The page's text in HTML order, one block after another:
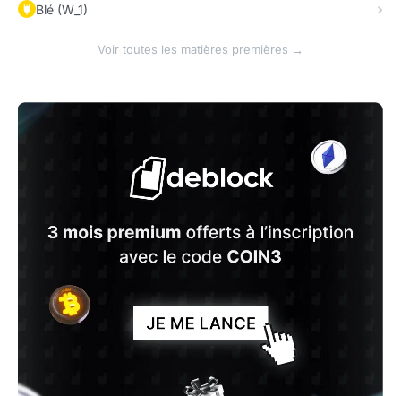
Blé (W_1)
Voir toutes les matières premières →